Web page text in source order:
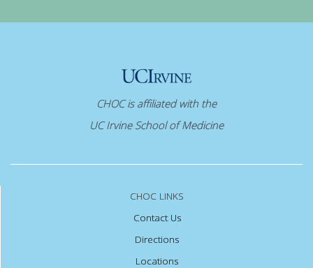
CHOC is affiliated with the
UC Irvine School of Medicine
CHOC LINKS
Contact Us
Directions
Locations